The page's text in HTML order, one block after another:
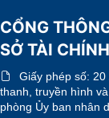
CỔNG
SỞ TÀI CHÍNH
Giấy phép số: 20
thanh, truyền hình
phòng Ủy ban nhân